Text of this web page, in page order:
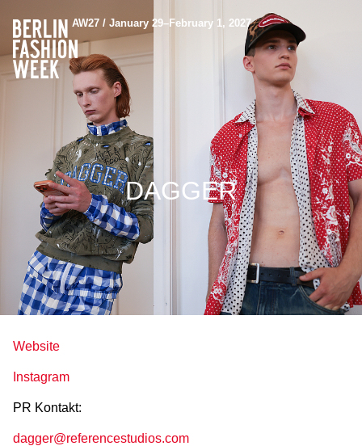
AW27 / January 29–February 1, 2027
DAGGER
Website
Instagram
PR Kontakt:
dagger@referencestudios.com